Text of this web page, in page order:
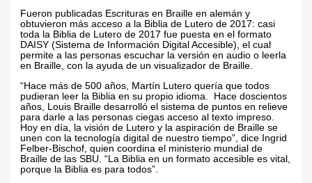
Fueron publicadas Escrituras en Braille enalemán y
obtuvieron más acceso a la Biblia de Lutero de 2017: casi
toda la Biblia de Lutero de 2017 fue puesta en el formato
DAISY (Sistema de Información Digital Accesible), el cual
permite a las personas escuchar la versión en audio o leerla
en Braille, con la ayuda de un visualizador de Braille.
“Hace más de 500 años, Martín Lutero quería que todos
pudieran leer la Biblia en su propio idioma. Hace doscientos
años, Louis Braille desarrolló el sistema de puntos en relieve
para darle a las personas ciegas acceso al texto impreso.
Hoy en día, la visión de Lutero y la aspiración de Braille se
unen con la tecnología digital de nuestro tiempo”, dice Ingrid
Felber-Bischof, quien coordina el ministerio mundial de
Braille de las SBU. “La Biblia en un formato accesible es vital,
porque la Biblia es para todos”.